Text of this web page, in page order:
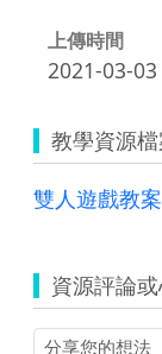
上傳時間
2021-03-03
教學資源
雙人遊戲教
資源評論